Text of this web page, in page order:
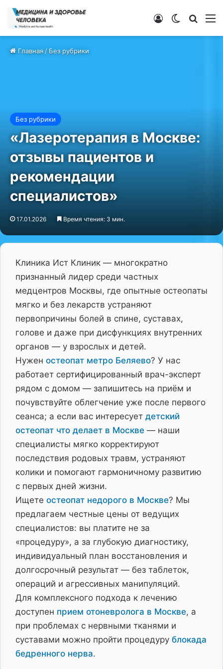
Switch skin
Войти
Главная/Без рубрики
Без рубрики
«Лазеротерапия в Москве:
отзывы пациентов и
рекомендации
специалистов»
17.01.2026 Время чтения: 3 мин.
Клиника Ист Клиник — многократно
признанный лидер среди частных
медцентров Москвы, где опытные остеопаты
мягко и без лекарств устраняют
первопричины болей в спине, суставах,
голове и даже при дисфункциях внутренних
органов — у взрослых и детей.
Нужен остеопат метро Беляево? У нас
работает сертифицированный врач-эксперт
рядом с домом — запишитесь на приём и
почувствуйте облегчение уже после первого
сеанса; а если вас интересует детский
остеопат что делает в Москве — наши
специалисты мягко корректируют
последствия родовых травм, устраняют
колики и помогают гармоничному развитию
с первых дней жизни.
Ищете остеопат недорого в Москве? Мы
предлагаем честные цены от ведущих
специалистов: вы платите не за
«процедуру», а за глубокую диагностику,
индивидуальный план восстановления и
долгосрочный результат — без таблеток,
операций и агрессивных манипуляций.
Для комплексного подхода к лечению
доступен прием отоневролога в Москве, а
при проблемах с нервными тканями и
суставами можно пройти процедуру блокада
бедренного нерва.